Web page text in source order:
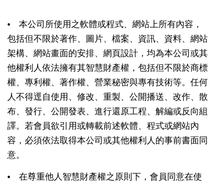
• 本公司所使用之軟體或程式、網站上所有內容，
包括但不限於著作、圖片、檔案、資訊、資料、網站
架構、網站畫面的安排、網頁設計，均為本公司或其
他權利人依法擁有其智慧財產權，包括但不限於商標
權、專利權、著作權、營業秘密與專有技術等。任何
人不得逕自使用、修改、重製、公開播送、改作、散
布、發行、公開發表、進行還原工程、解編或反向組
譯。若會員欲引用或轉載前述軟體、程式或網站內
容，必須依法取得本公司或其他權利人的事前書面同
意。
• 在尊重他人智慧財產權之原則下，會員同意在使